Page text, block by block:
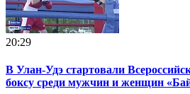
20:29
В Улан-Удэ стартовали
боксу среди мужчин и женщин